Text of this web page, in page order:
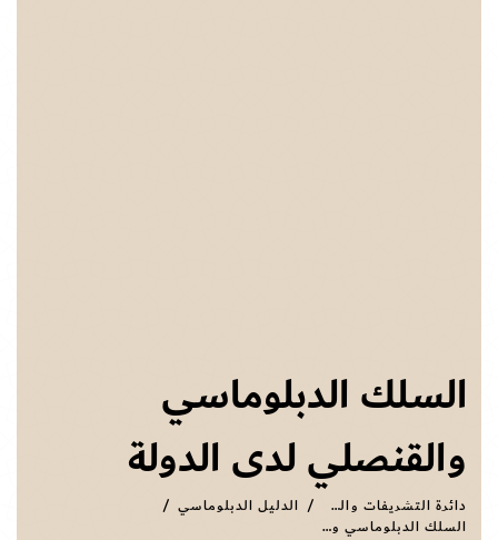
السلك الدبلوماسي
والقنصلي لدى الدولة
دائرة التشريفات والضيافة
الدليل الدبلوماسي
السلك الدبلوماسي والقنصلي لدى الدولة